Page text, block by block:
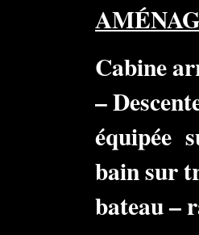
Cabine
–
équipée
bain sur
bateau –